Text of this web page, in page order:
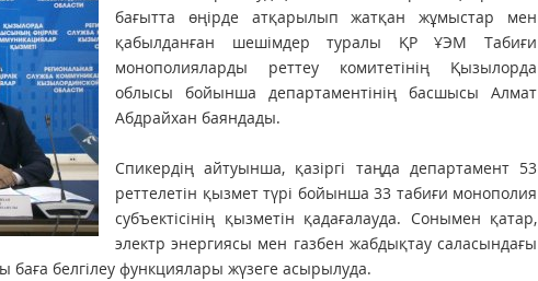
бағытта өңірде атқарылып жатқан жұмыстар мен
қабылданған шешімдер туралы ҚР ҰЭМ Табиғи
монополияларды реттеу комитетінің Қызылорда
облысы бойынша департаментінің басшысы Алмат
Абдрайхан баяндады.
Спикердің айтуынша, қазіргі таңда департамент 53
реттелетін қызмет түрі бойынша 33 табиғи монополия
субъектісінің қызметін қадағалауда. Сонымен қатар,
электр энергиясы мен газбен жабдықтау саласындағы
белгілеу функциялары жүзеге асырылуда.